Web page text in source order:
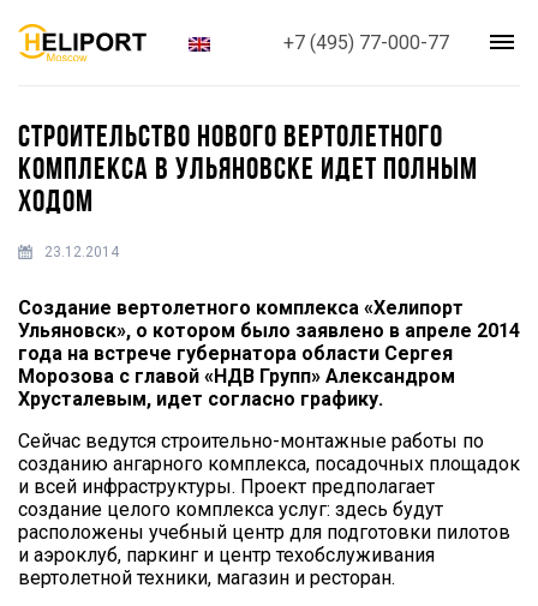
+7 (495) 77-000-77
СТРОИТЕЛЬСТВО НОВОГО ВЕРТОЛЕТНОГО
КОМПЛЕКСА В УЛЬЯНОВСКЕ ИДЕТ ПОЛНЫМ
ХОДОМ
23.12.2014
Создание вертолетного комплекса «Хелипорт
Ульяновск», о котором было заявлено в апреле 2014
года на встрече губернатора области Сергея
Морозова с главой «НДВ Групп» Александром
Хрусталевым, идет согласно графику.
Сейчас ведутся строительно-монтажные работы по
созданию ангарного комплекса, посадочных площадок
и всей инфраструктуры. Проект предполагает
создание целого комплекса услуг: здесь будут
расположены учебный центр для подготовки пилотов
и аэроклуб, паркинг и центр техобслуживания
вертолетной техники, магазин и ресторан.